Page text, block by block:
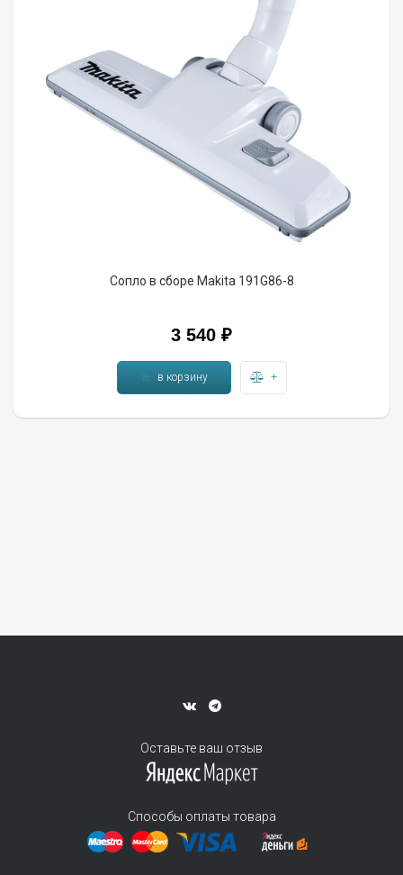
Сопло в сборе Makita 191G86-8
3 540 ₽
в корзину +
Оставьте ваш отзыв
Способы оплаты товара